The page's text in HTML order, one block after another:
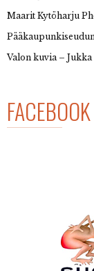
Maarit Kytöharju
Valon kuvia –
FACEBOOK